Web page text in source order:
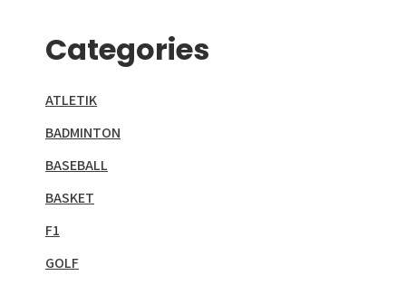
Categories
ATLETIK
BADMINTON
BASEBALL
BASKET
F1
GOLF